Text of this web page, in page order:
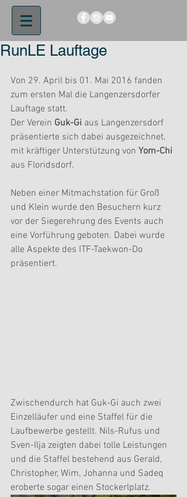
RunLE Lauftage
Von 29. April bis 01. Mai 2016 fanden
zum ersten Mal die Langenzersdorfer
Lauftage statt.
Der Verein Guk-Gi aus Langenzersdorf
präsentierte sich dabei ausgezeichnet,
mit kräftiger Unterstützung von Yom-Chi
aus Floridsdorf.
Neben einer Mitmachstation für Groß
und Klein wurde den Besuchern kurz
vor der Siegerehrung des Events auch
eine Vorführung geboten. Dabei wurde
alle Aspekte des ITF-Taekwon-Do
präsentiert.
Zwischendurch hat Guk-Gi auch zwei
Einzelläufer und eine Staffel für die
Laufbewerbe gestellt. Nils-Rufus und
Sven-Ilja zeigten dabei tolle Leistungen
und die Staffel bestehend aus Gerald,
Christopher, Wim, Johanna und Sadeq
eroberte sogar einen Stockerlplatz.